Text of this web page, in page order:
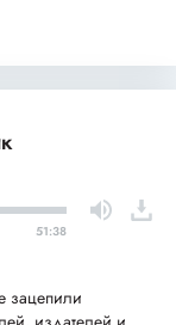
51:38
зацепили